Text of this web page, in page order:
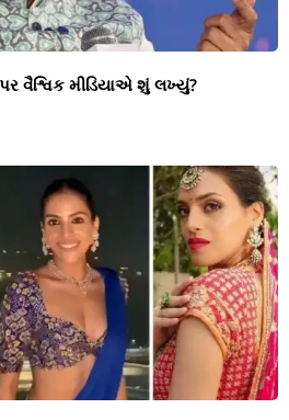
પર વૈશ્વિક મીડિયાએ શું લખ્યું?